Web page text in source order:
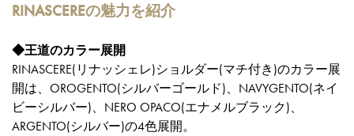
RINASCEREの魅力を紹介
◆王道のカラー展開
RINASCERE(リナッシェレ)ショルダー(マチ付き)のカラー展
開は、OROGENTO(シルバーゴールド)、NAVYGENTO(ネイ
ビーシルバー)、NERO OPACO(エナメルブラック)、
ARGENTO(シルバー)の4色展開。